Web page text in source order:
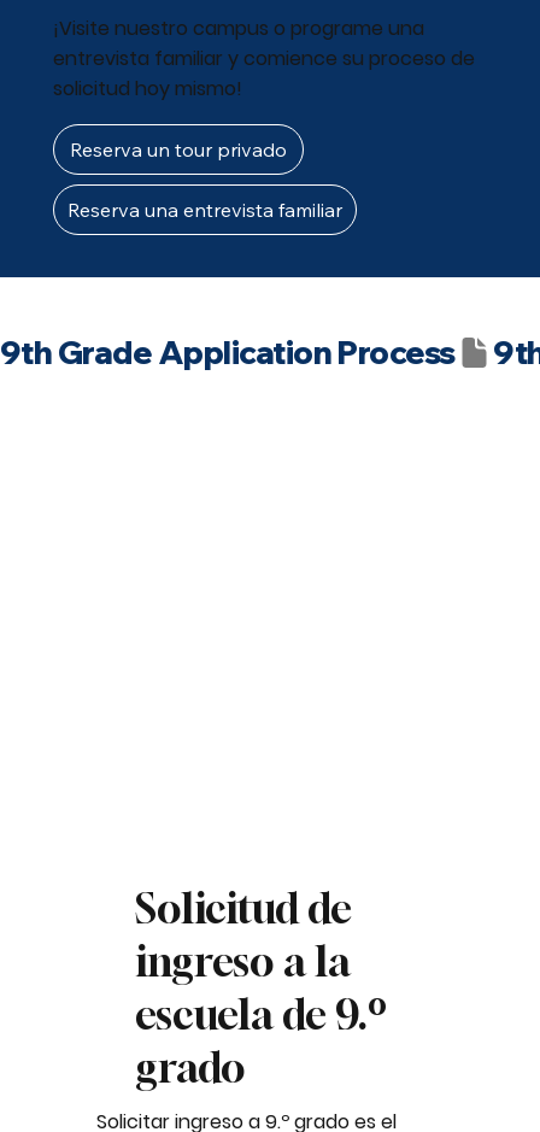
¡Visite nuestro campus o programe una
entrevista familiar y comience su proceso de
solicitud hoy mismo!
Reserva un tour privado
Reserva una entrevista familiar
9th Grade Application Process
Solicitud de
ingreso a la
escuela de 9.º
grado
Solicitar ingreso a 9.º grado es el